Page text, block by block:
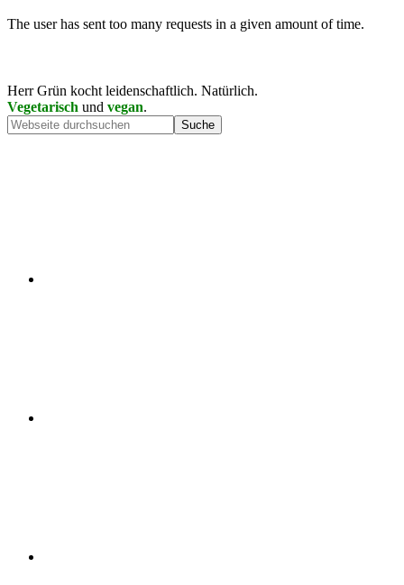
Herr Grün kocht leidenschaftlich. Natürlich.
Vegetarisch und vegan.